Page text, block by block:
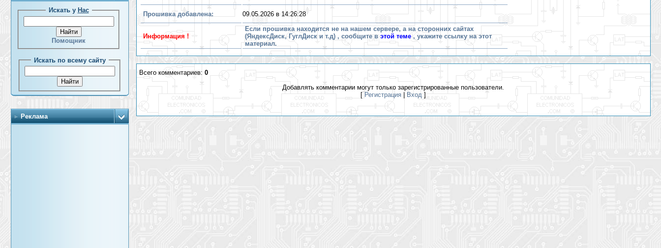
Искать у Нас
Помощник
Искать по всему сайту
Реклама
Прошивка добавлена: 09.05.2026 в 14:26:28
Информация !
Если прошивка находится не на нашем сервере, а на сторонних сайтах
(ЯндексДиск, ГуглДиск и т.д) , сообщите вэтой теме, укажите ссылку на этот
материал.
Всего комментариев: 0
Добавлять комментарии могут только зарегистрированные пользователи.
[Регистрация |Вход]